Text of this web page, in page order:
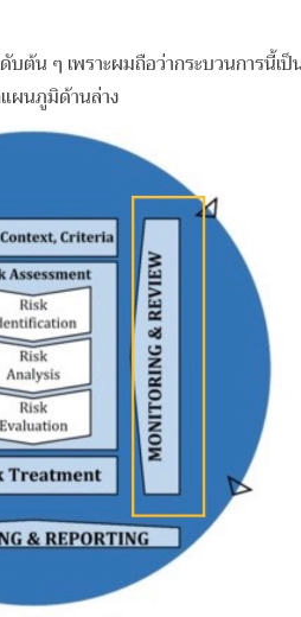
ๆ เพราะผมถือว่ากระบวนการนี้เ
แผนภูมิด้านล่าง